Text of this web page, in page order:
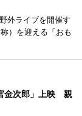
外ライブを開催す
）を迎える「おも
金次郎」上映 親